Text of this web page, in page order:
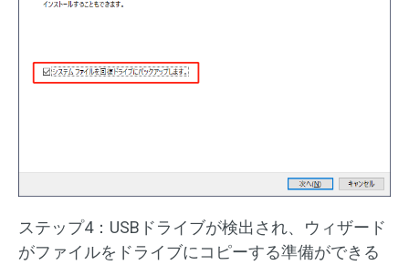
ステップ4：USBドライブが検出され、ウィザード
がファイルをドライブにコピーする準備ができる